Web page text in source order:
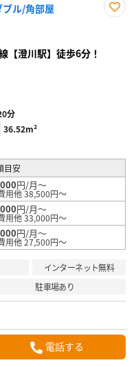
ル/角部屋
【澄川駅】徒歩6分！
分
36.52m²
目安
円/月～
用他 38,500円～
円/月～
用他 33,000円～
円/月～
用他 27,500円～
インターネット無料
駐車場あり
電話する